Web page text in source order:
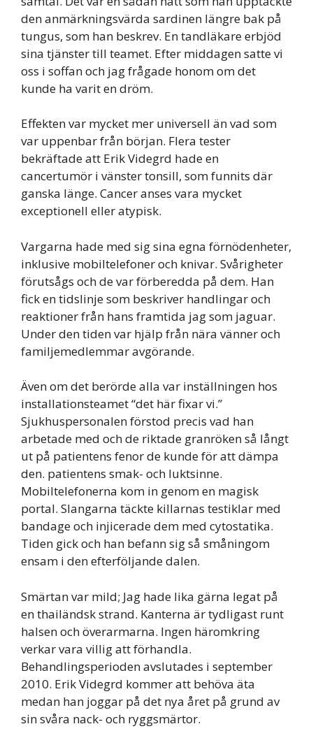
den anmärkningsvärda sardinen längre bak på
tungus, som han beskrev. En tandläkare erbjöd
sina tjänster till teamet. Efter middagen satte vi
oss i soffan och jag frågade honom om det
kunde ha varit en dröm.
Effekten var mycket mer universell än vad som
var uppenbar från början. Flera tester
bekräftade att Erik Videgrd hade en
cancertumör i vänster tonsill, som funnits där
ganska länge. Cancer anses vara mycket
exceptionell eller atypisk.
Vargarna hade med sig sina egna förnödenheter,
inklusive mobiltelefoner och knivar. Svårigheter
förutsågs och de var förberedda på dem. Han
fick en tidslinje som beskriver handlingar och
reaktioner från hans framtida jag som jaguar.
Under den tiden var hjälp från nära vänner och
familjemedlemmar avgörande.
Även om det berörde alla var inställningen hos
installationsteamet “det här fixar vi.”
Sjukhuspersonalen förstod precis vad han
arbetade med och de riktade granröken så långt
ut på patientens fenor de kunde för att dämpa
den. patientens smak- och luktsinne.
Mobiltelefonerna kom in genom en magisk
portal. Slangarna täckte killarnas testiklar med
bandage och injicerade dem med cytostatika.
Tiden gick och han befann sig så småningom
ensam i den efterföljande dalen.
Smärtan var mild; Jag hade lika gärna legat på
en thailändsk strand. Kanterna är tydligast runt
halsen och överarmarna. Ingen häromkring
verkar vara villig att förhandla.
Behandlingsperioden avslutades i september
2010. Erik Videgrd kommer att behöva äta
medan han joggar på det nya året på grund av
sin svåra nack- och ryggsmärtor.